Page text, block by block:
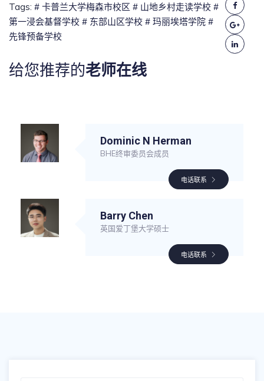
Tags: # 卡普兰大学梅森市校区 # 山地乡村走读学校 #
第一浸会基督学校 # 东部山区学校 # 玛丽埃塔学院 #
先锋预备学校
给您推荐的老师在线
Dominic N Herman
BHE终审委员会成员
电话联系
Barry Chen
英国爱丁堡大学硕士
电话联系